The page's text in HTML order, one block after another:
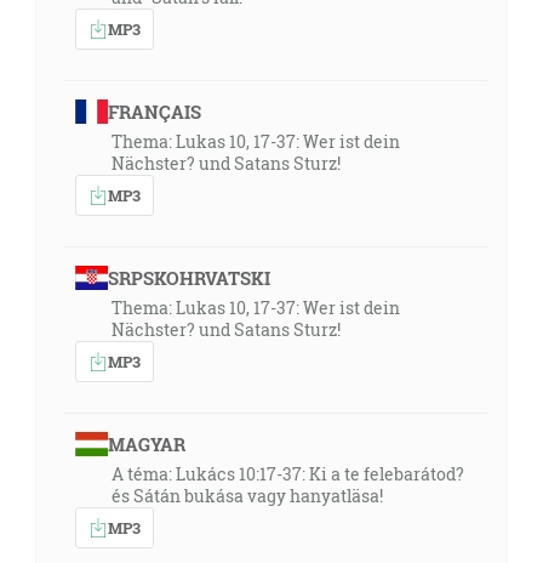
MP3
FRANÇAIS
Thema: Lukas 10, 17-37: Wer ist dein
Nächster? und Satans Sturz!
MP3
SRPSKOHRVATSKI
Thema: Lukas 10, 17-37: Wer ist dein
Nächster? und Satans Sturz!
MP3
MAGYAR
A téma: Lukács 10:17-37: Ki a te felebarátod?
és Sátán bukása vagy hanyatläsa!
MP3